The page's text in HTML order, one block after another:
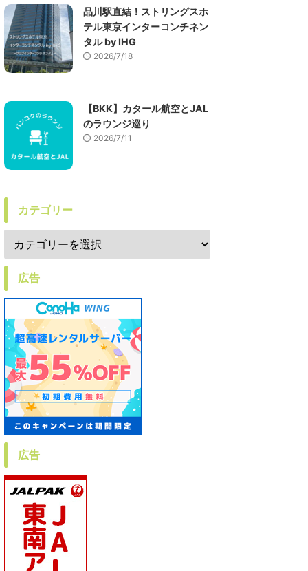
品川駅直結！ストリングスホ
テル東京インターコンチネン
タル by IHG
2026/7/18
【BKK】カタール航空とJAL
のラウンジ巡り
2026/7/11
カテゴリー
広告
広告